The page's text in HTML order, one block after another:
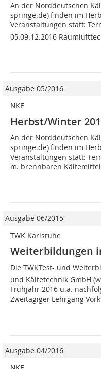
An der Norddeutschen
springe.de) finden im
Veranstaltungen statt:
05.09.12.2016
Ausgabe 05/2016
NKF
Herbst/Winter
An der Norddeutschen
springe.de) finden im
Veranstaltungen statt:
m. brennbaren
Ausgabe 06/2015
TWK Karlsruhe
Weiterbildungen
Die TWKTest- und
und Kältetechnik GmbH
Frühjahr 2016 u.a.
Zweitägiger Lehrgang
Ausgabe 04/2016